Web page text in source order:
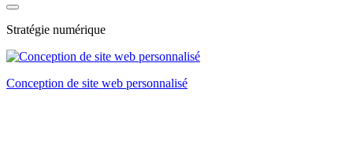
Stratégie numérique
Conception de site web personnalisé